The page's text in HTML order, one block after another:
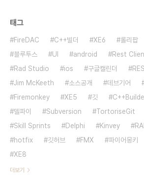
태그
FireDAC C++빌더 XE6 롤리팝
블루투스
UI android Rest
Rad Studio
ios 구글캘린더
Jim McKeeth
소스공개 데브기어
Firemonkey
XE5 깃
델파이
Subversion TortoriseGit
Skill Sprints
Delphi Kinvey
hotfix
깃허브 FMX 파이어몽키
XE8
더보기